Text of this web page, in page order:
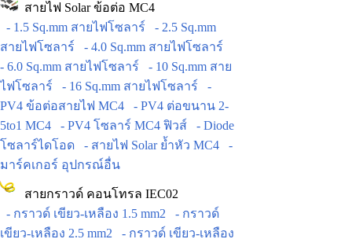
สายไฟ Solar ข้อต่อ MC4
- 1.5 Sq.mm สายไฟโซลาร์
- 2.5 Sq.mm
สายไฟโซลาร์
- 4.0 Sq.mm สายไฟโซลาร์
- 6.0 Sq.mm สายไฟโซลาร์
- 10 Sq.mm สาย
ไฟโซลาร์
- 16 Sq.mm สายไฟโซลาร์
-
PV4 ข้อต่อสายไฟ MC4
- PV4 ต่อขนาน 2-
5to1 MC4
- PV4 โซลาร์ MC4 ฟิวส์
- Diode
โซลาร์ไดโอด
- สายไฟ Solar ย้ำหัว MC4
-
มาร์คเกอร์ อุปกรณ์อื่น
สายกราวด์ คอนโทรล IEC02
- กราวด์ เขียว-เหลือง 1.5 mm2
- กราวด์
เขียว-เหลือง 2.5 mm2
- กราวด์ เขียว-เหลือง